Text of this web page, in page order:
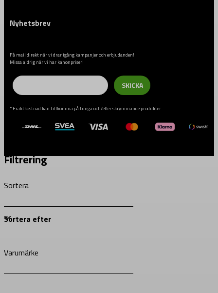
Nyhetsbrev
Få mail direkt när vi drar igång kampanjer och erbjudanden!
Missa aldrig när vi har kanonpriser!
Email
SKICKA
* Fraktkostnad kan tillkomma på tunga och/eller skrymmande produkter
Filtrering
Sortera
Varumärke